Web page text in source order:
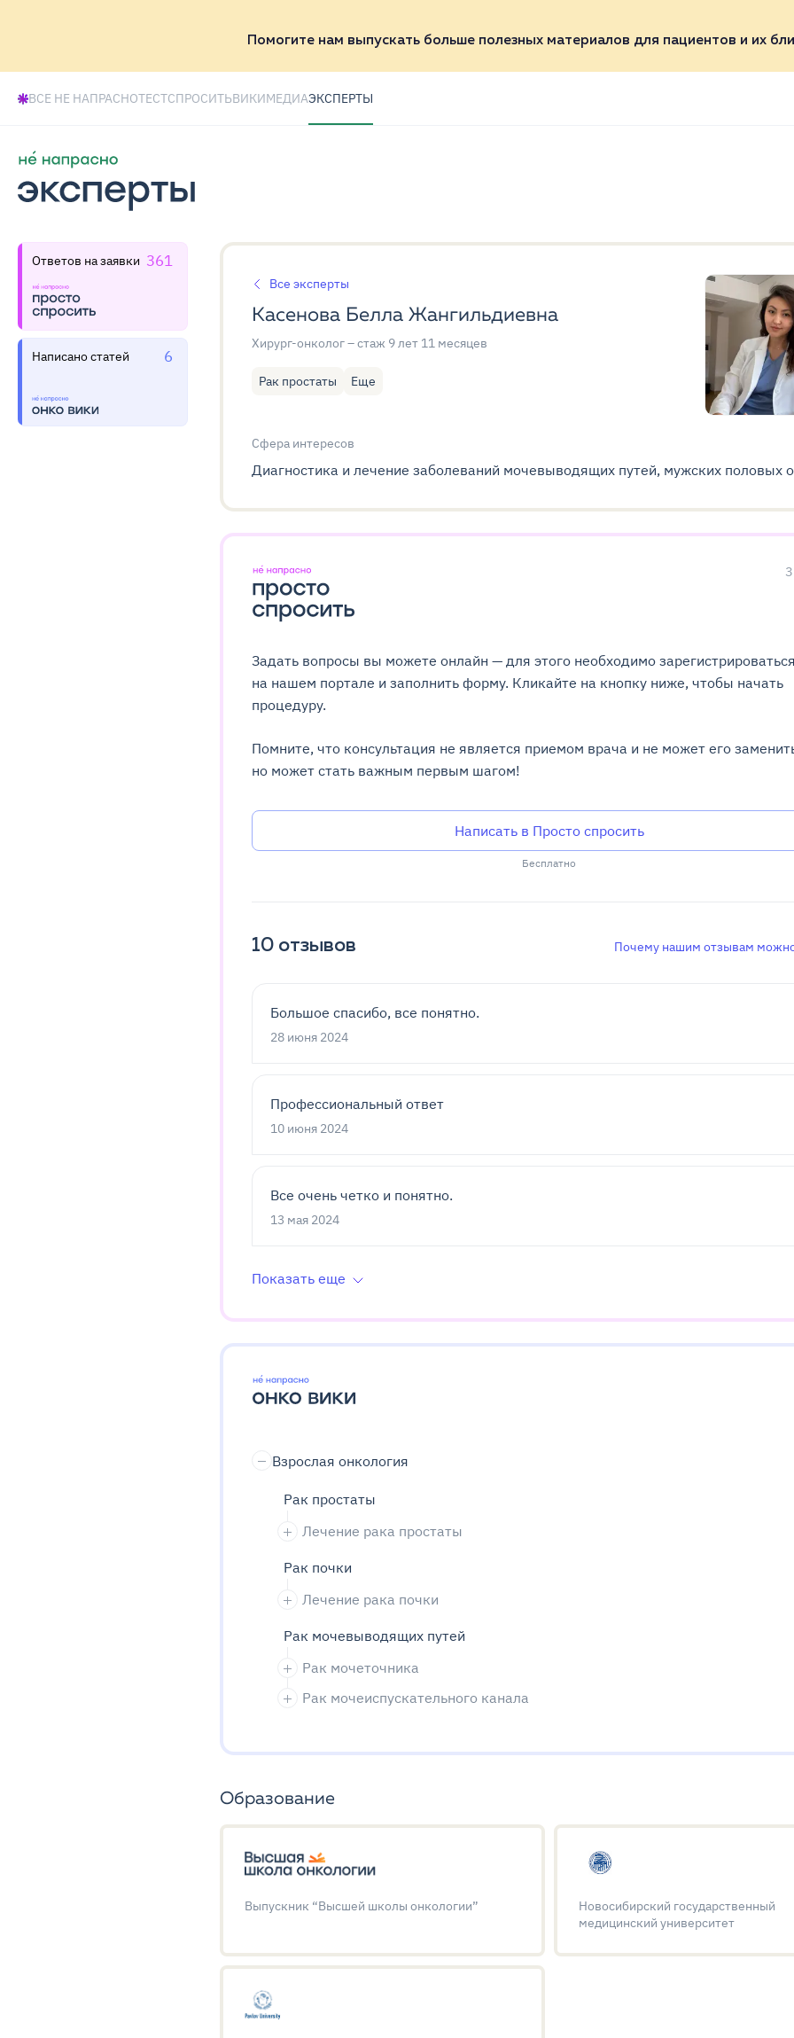
Помогите нам выпускать больше полезных материалов для пациентов и их
ВСЕ НЕ НАПРАСНОТЕСТСПРОСИТЬВИКИМЕДИАЭКСПЕРТЫ
Ответов на заявки 361
Написано статей 6
Все эксперты
Касенова Белла Жангильдиевна
Хирург-онколог– стаж 9 лет 11 месяцев
Рак простаты Еще
Сфера интересов
Диагностика и лечение заболеваний мочевыводящих путей, мужских половых
Задать вопросы вы можете онлайн — для этого необходимо
на нашем портале и заполнить форму. Кликайте на кнопку ниже, чтобы начать
процедуру.
Помните, что консультация не является приемом врача и не может его
но может стать важным первым шагом!
Написать в Просто спросить
Бесплатно
10 отзывов Почему нашим отзывам
Большое спасибо, все понятно.
28 июня 2024
Профессиональный ответ
10 июня 2024
Все очень четко и понятно.
13 мая 2024
Показать еще
Взрослая онкология
Рак простаты
Лечение рака простаты
Рак почки
Лечение рака почки
Рак мочевыводящих путей
Рак мочеточника
Рак мочеиспускательного канала
Образование
Выпускник “Высшей школы онкологии”
Новосибирский государственный
медицинский университет